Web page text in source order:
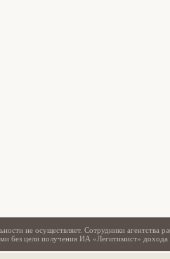
не осуществляет. Сотрудники агентства
без цели получения ИА «Легитимист»